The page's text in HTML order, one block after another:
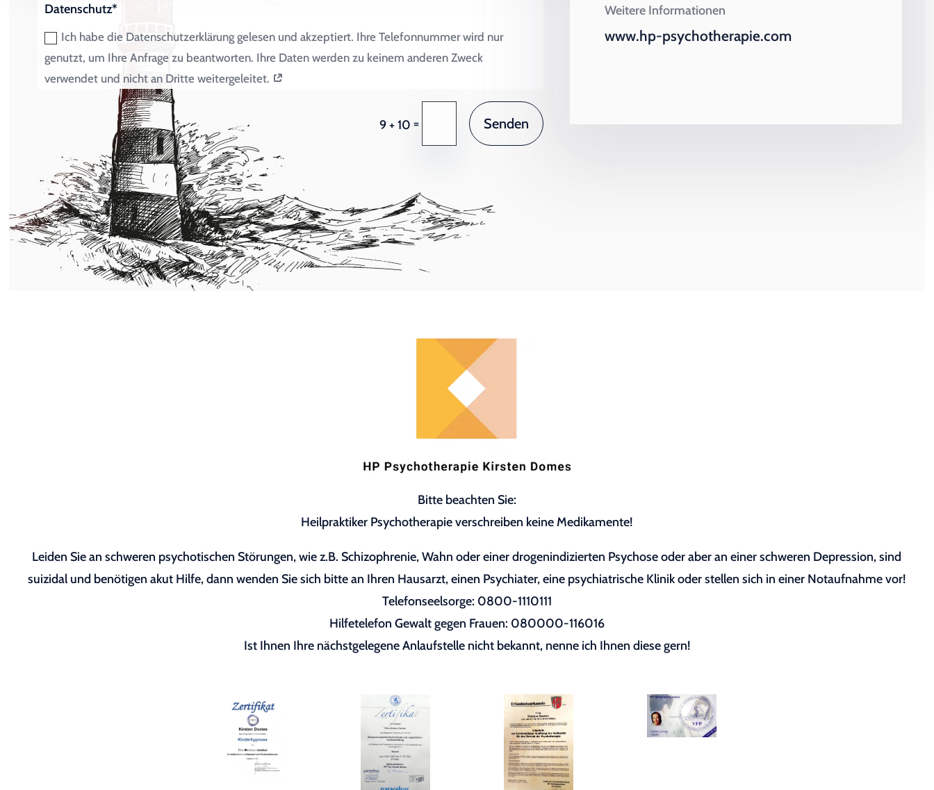
Datenschutz*
Ich habe die Datenschutzerklärung gelesen und akzeptiert. Ihre Telefonnummer wird nur
genutzt, um Ihre Anfrage zu beantworten. Ihre Daten werden zu keinem anderen Zweck
verwendet und nicht an Dritte weitergeleitet.
9 + 10 = Senden
Weitere Informationen
www.hp-psychotherapie.com
Bitte beachten Sie:
Heilpraktiker Psychotherapie verschreiben keine Medikamente!
Leiden Sie an schweren psychotischen Störungen, wie z.B. Schizophrenie, Wahn oder einer drogenindizierten Psychose oder aber an einer schweren Depression, sind
suizidal und benötigen akut Hilfe, dann wenden Sie sich bitte an Ihren Hausarzt, einen Psychiater, eine psychiatrische Klinik oder stellen sich in einer Notaufnahme vor!
Telefonseelsorge: 0800-1110111
Hilfetelefon Gewalt gegen Frauen: 080000-116016
Ist Ihnen Ihre nächstgelegene Anlaufstelle nicht bekannt, nenne ich Ihnen diese gern!